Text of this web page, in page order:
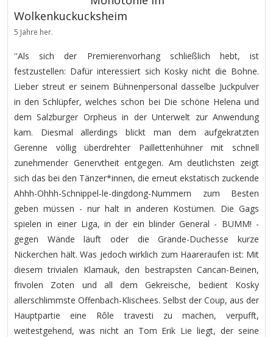
Wolkenkuckucksheim
5 Jahre her.
''Als sich der Premierenvorhang schließlich hebt, ist
festzustellen: Dafür interessiert sich Kosky nicht die Bohne.
Lieber streut er seinem Bühnenpersonal dasselbe Juckpulver
in den Schlüpfer, welches schon bei Die schöne Helena und
dem Salzburger Orpheus in der Unterwelt zur Anwendung
kam. Diesmal allerdings blickt man dem aufgekratzten
Gerenne völlig überdrehter Paillettenhühner mit schnell
zunehmender Genervtheit entgegen. Am deutlichsten zeigt
sich das bei den Tänzer*innen, die erneut ekstatisch zuckende
Ahhh-Ohhh-Schnippel-le-dingdong-Nummern zum Besten
geben müssen - nur halt in anderen Kostümen. Die Gags
spielen in einer Liga, in der ein blinder General - BUMM! -
gegen Wände läuft oder die Grande-Duchesse kurze
Nickerchen hält. Was jedoch wirklich zum Haareraufen ist: Mit
diesem trivialen Klamauk, den bestrapsten Cancan-Beinen,
frivolen Zoten und all dem Gekreische, bedient Kosky
allerschlimmste Offenbach-Klischees. Selbst der Coup, aus der
Hauptpartie eine Rôle travesti zu machen, verpufft,
weitestgehend, was nicht an Tom Erik Lie liegt, der seine